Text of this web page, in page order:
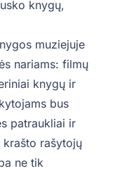
knygų,
muziejuje
nariams: filmų
knygų ir
bus
patraukliai ir
krašto rašytojų
ne tik